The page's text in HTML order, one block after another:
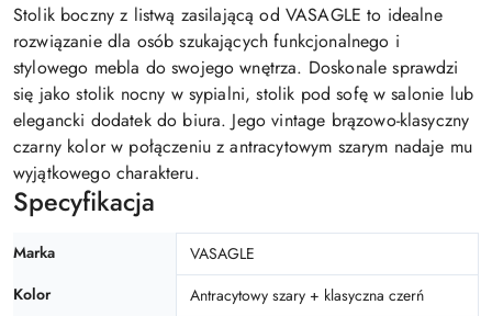
Stolik boczny z listwą zasilającą od VASAGLE to idealne
rozwiązanie dla osób szukających funkcjonalnego i
stylowego mebla do swojego wnętrza. Doskonale sprawdzi
się jako stolik nocny w sypialni, stolik pod sofę w salonie lub
elegancki dodatek do biura. Jego vintage brązowo-klasyczny
czarny kolor w połączeniu z antracytowym szarym nadaje mu
wyjątkowego charakteru.
Specyfikacja
Marka
VASAGLE
Kolor
Antracytowy szary + klasyczna czerń